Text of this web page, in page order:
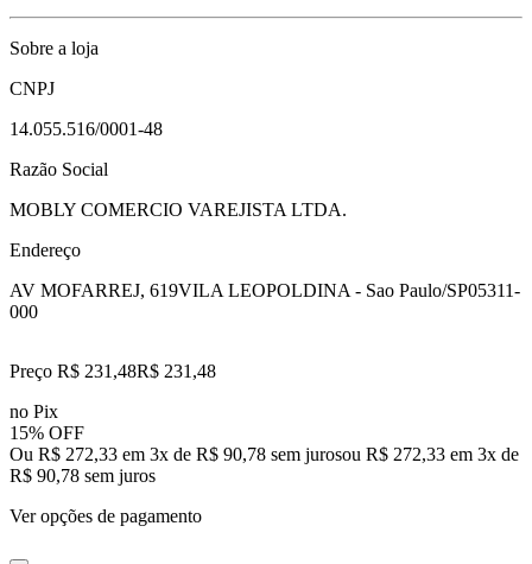
Sobre a loja
CNPJ
14.055.516/0001-48
Razão Social
MOBLY COMERCIO VAREJISTA LTDA.
Endereço
AV MOFARREJ, 619VILA LEOPOLDINA - Sao Paulo/SP05311-
000
Preço R$ 231,48R$ 231 ,48
no Pix
15% OFF
Ou R$ 272,33 em 3x de R$ 90,78 sem jurosou R$ 272,33 em 3x de
R$ 90,78 sem juros
Ver opções de pagamento